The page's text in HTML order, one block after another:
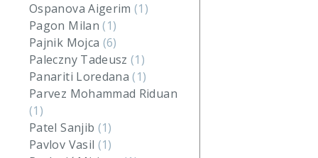
Ospanova Aigerim(1)
Pagon Milan(1)
Pajnik Mojca (6)
Paleczny Tadeusz(1)
Panariti Loredana(1)
Parvez Mohammad Riduan
(1)
Patel Sanjib (1)
Pavlov Vasil (1)